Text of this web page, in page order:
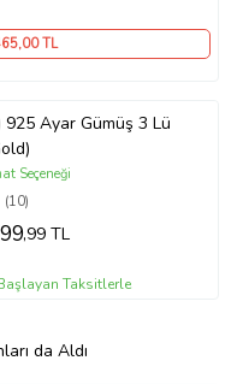
,00 TL
Ayar Gümüş 3 Lü
(10)
Seçeneği
,99 TL
Taksitlerle
da Aldı